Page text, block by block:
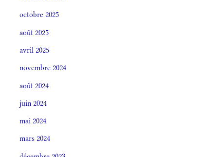
octobre 2025
août 2025
avril 2025
novembre 2024
août 2024
juin 2024
mai 2024
mars 2024